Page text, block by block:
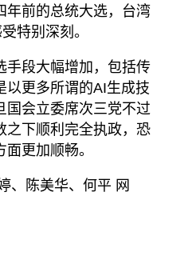
年前的总统大选，台湾
特别深刻。
手段大幅增加，包括传
以更多所谓的AI生成技
国会立委席次三党不过
之下顺利完全执政，恐
更加顺畅。
、陈美华、何平 网